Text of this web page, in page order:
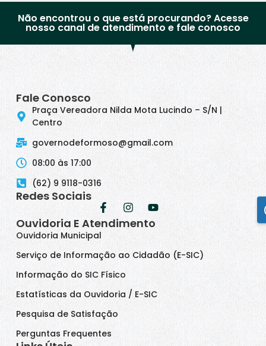
Não encontrou o que está procurando? Acesse
nosso canal de atendimento e fale conosco
Fale Conosco
Praça Vereadora Nilda Mota Lucindo – S/N |
Centro
governodeformoso@gmail.com
08:00 às 17:00
(62) 9 9118-0316
Redes Sociais
Ouvidoria E Atendimento
Ouvidoria Municipal
Serviço de Informação ao Cidadão (E-SIC)
Informação do SIC Físico
Estatísticas da Ouvidoria / E-SIC
Pesquisa de Satisfação
Perguntas Frequentes